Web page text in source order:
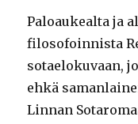
Paloaukealta ja
filosofoinnista
sotaelokuvaan,
ehkä
Linnan